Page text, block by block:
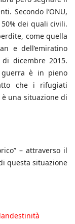
Secondo l’ONU,
dei quali civili.
come quella
e dell’emiratino
dicembre 2015.
guerra è in pieno
che i rifugiati
una situazione di
– attraverso il
questa situazione